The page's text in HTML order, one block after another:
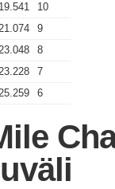
10
9
8
7
6